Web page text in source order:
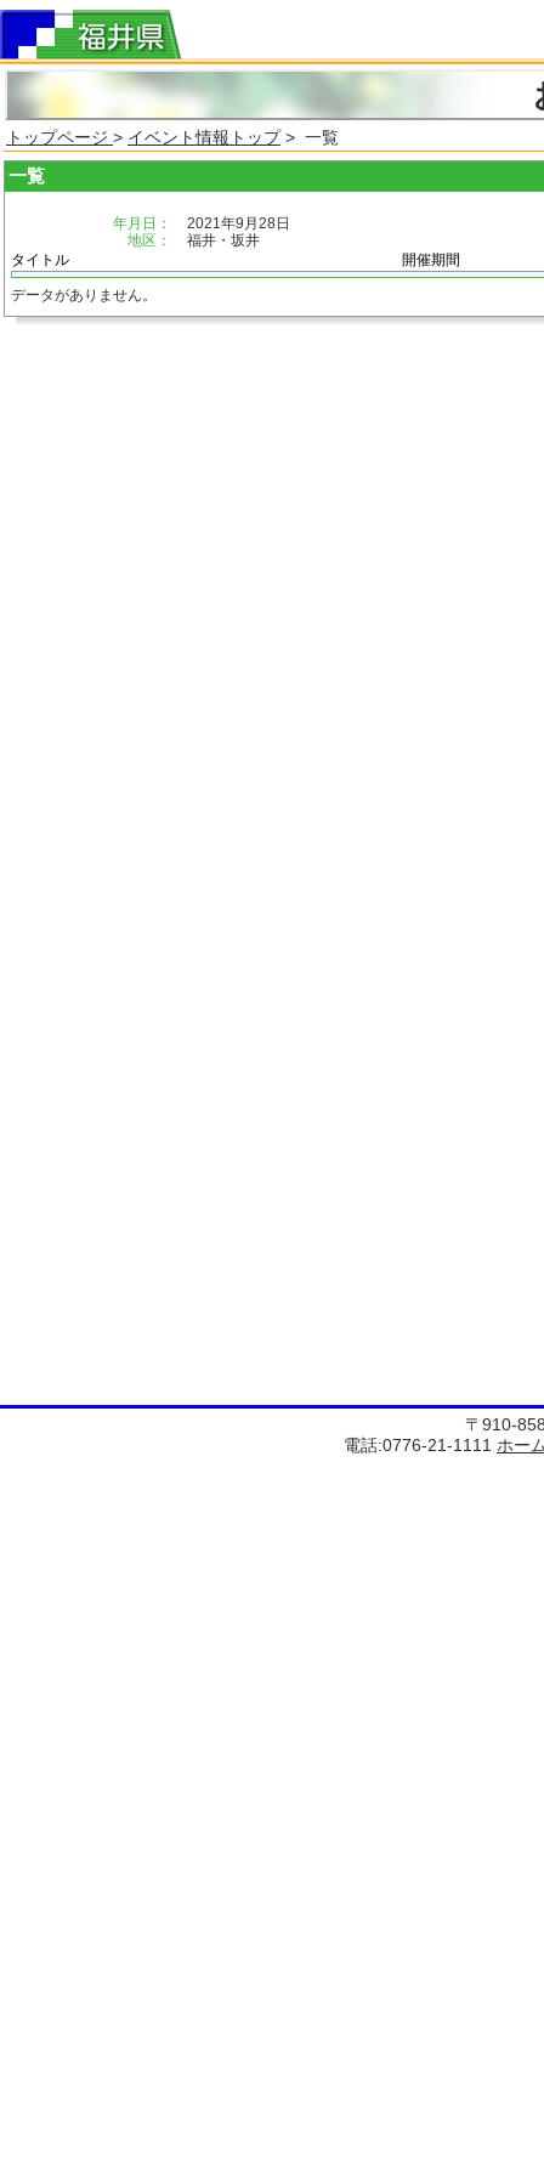
トップページ > イベント情報トップ> 一覧
一覧
年月日：
2021年9月28日
地区：
福井・坂井
タイトル
開催期間
データがありません。
〒910-
電話:0776-21-1111 ホー